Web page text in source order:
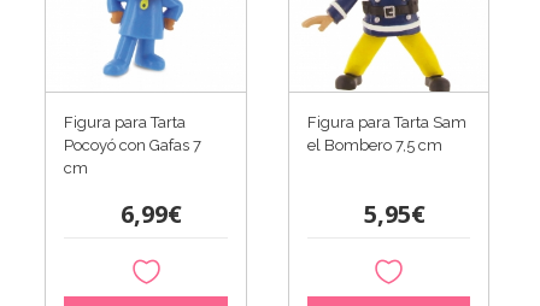
Figura para Tarta
Pocoyó con Gafas 7
cm
6,99€
Figura para Tarta Sam
el Bombero 7,5 cm
5,95€